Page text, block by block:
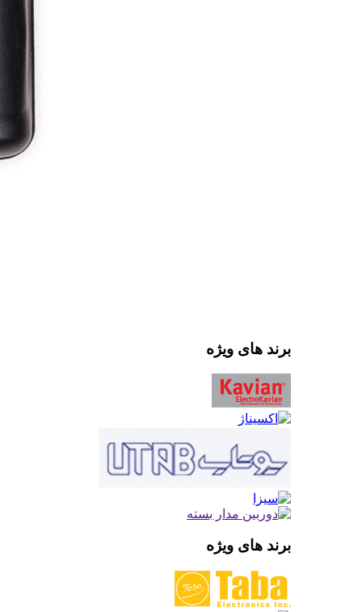
برند های ویژه
برند های ویژه